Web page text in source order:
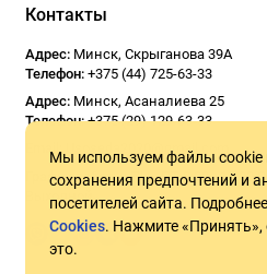
Мы используем файлы cookie
сохранения предпочтений и
посетителей сайта.
Cookies. Нажмите «Принять»,
это.
Контакты
Адрес: Минск, Скрыганова 39А
Телефон: +375 (44) 725-63-33
Адрес: Минск, Асаналиева 25
Телефон: +375 (29) 129-63-33
Email:
Usoseda2020@gmail.com
График работы: ПН - ПТ 9:00 - 18:00